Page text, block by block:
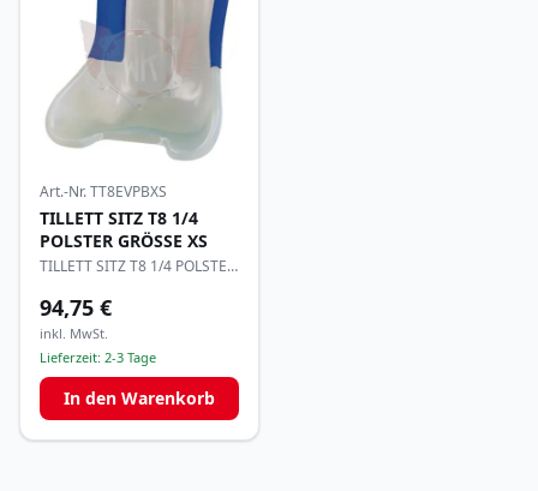
Art.-Nr.TT8EVPBXS
TILLETT SITZ T8 1/4
POLSTER GRÖSSE XS
TILLETT SITZ T8 1/4 POLSTER
94,75 €
inkl. MwSt.
Lieferzeit: 2-3 Tage
In den Warenkorb